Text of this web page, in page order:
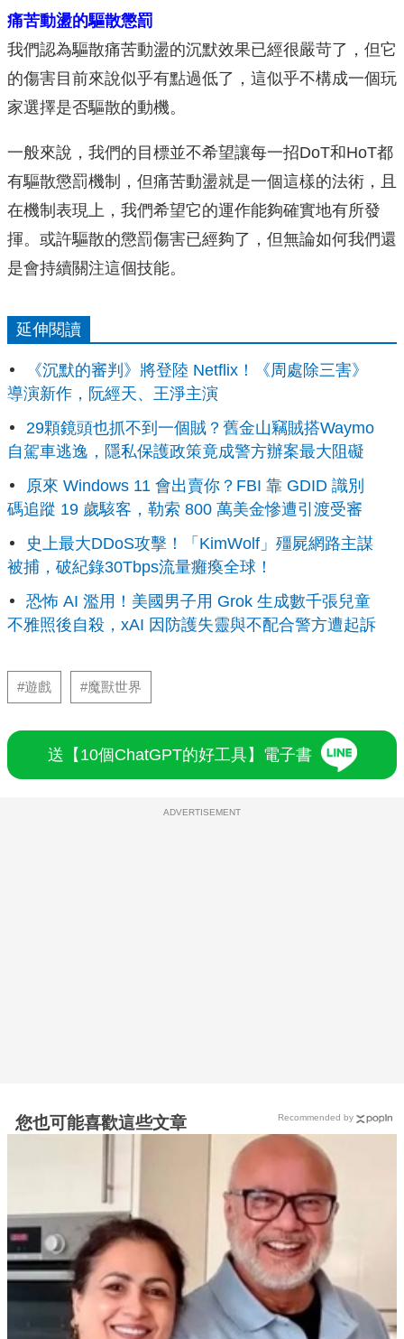
痛苦動盪的驅散懲罰
我們認為驅散痛苦動盪的沉默效果已經很嚴苛了，但它
的傷害目前來說似乎有點過低了，這似乎不構成一個玩
家選擇是否驅散的動機。
一般來說，我們的目標並不希望讓每一招DoT和HoT都
有驅散懲罰機制，但痛苦動盪就是一個這樣的法術，且
在機制表現上，我們希望它的運作能夠確實地有所發
揮。或許驅散的懲罰傷害已經夠了，但無論如何我們還
是會持續關注這個技能。
延伸閱讀
《沉默的審判》將登陸 Netflix！《周處除三害》
導演新作，阮經天、王淨主演
29顆鏡頭也抓不到一個賊？舊金山竊賊搭Waymo
自駕車逃逸，隱私保護政策竟成警方辦案最大阻礙
原來 Windows 11 會出賣你？FBI 靠 GDID 識別
碼追蹤 19 歲駭客，勒索 800 萬美金慘遭引渡受審
史上最大DDoS攻擊！「KimWolf」殭屍網路主謀
被捕，破紀錄30Tbps流量癱瘓全球！
恐怖 AI 濫用！美國男子用 Grok 生成數千張兒童
不雅照後自殺，xAI 因防護失靈與不配合警方遭起訴
#遊戲 #魔獸世界
送【10個ChatGPT的好工具】電子書
ADVERTISEMENT
您也可能喜歡這些文章 Recommended by